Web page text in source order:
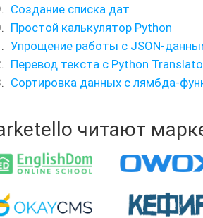
Создание списка дат
Простой калькулятор Python
Упрощение работы с JSON-
Перевод текста с Python
Сортировка данных с лямбда-
читают